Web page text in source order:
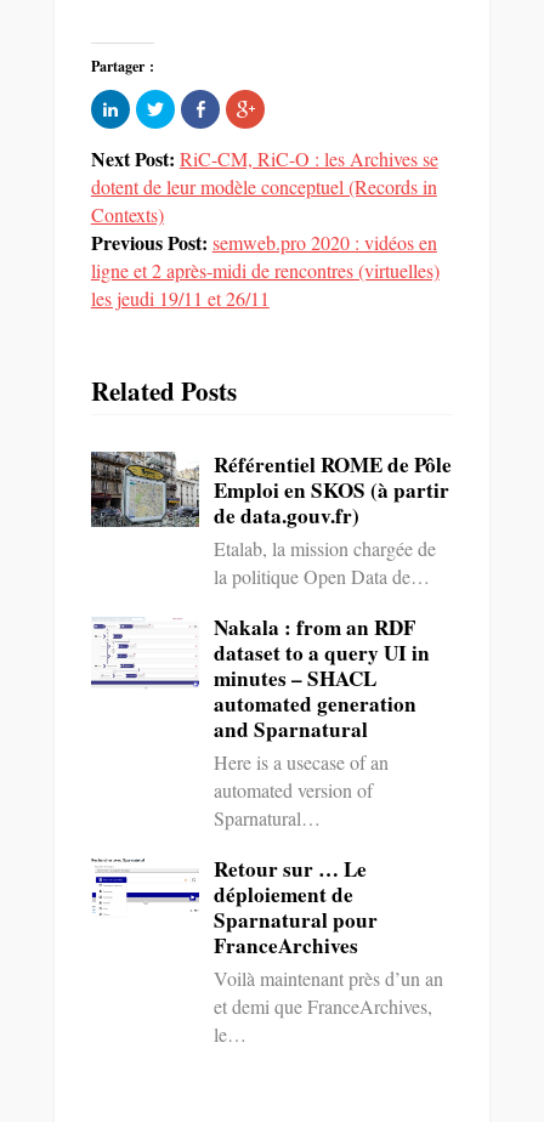
Partager :
Cliquez
pour
partager
sur
LinkedIn(ouvre
dans
une
nouvelle
fenêtre)
Partager
sur
Twitter(ouvre
dans
une
nouvelle
fenêtre)
Partager
sur
Facebook(ouvre
dans
une
nouvelle
fenêtre)
Cliquez
pour
sur
Google+
dans
fenêtre)
Next Post: RiC-CM, RiC-O : les Archives se
dotent de leur modèle conceptuel (Records in
Contexts)
Previous Post: semweb.pro 2020 : vidéos en
ligne et 2 après-midi de rencontres (virtuelles)
les jeudi 19/11 et 26/11
Related Posts
Référentiel ROME de Pôle
Emploi en SKOS (à partir
de data.gouv.fr)
Etalab, la mission chargée de
la politique Open Data de…
Nakala : from an RDF
dataset to a query UI in
minutes – SHACL
automated generation
and Sparnatural
Here is a usecase of an
automated version of
Sparnatural…
Retour sur … Le
déploiement de
Sparnatural pour
FranceArchives
Voilà maintenant près d’un an
et demi que FranceArchives,
le…